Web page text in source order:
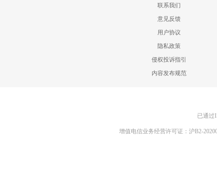
联系我们
意见反馈
用户协议
隐私政策
侵权投诉指引
内容发布规范
已通过
增值电信业务经营许可证：沪B2-